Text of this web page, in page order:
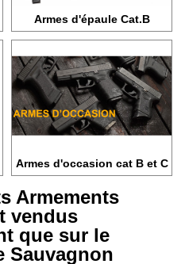
Armes d'épaule Cat.B
Armes d'occasion cat B et C
Armements
vendus
que sur le
Sauvagnon